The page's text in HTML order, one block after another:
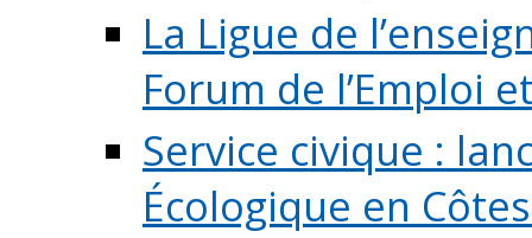
La Ligue de
Forum de l’Emploi
Service civique :
Écologique en